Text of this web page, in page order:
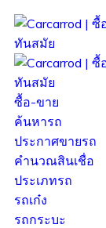
ซื้อ-ขาย
ค้นหารถ
ประกาศขายรถ
คำนวณสินเชื่อ
ประเภทรถ
รถเก๋ง
รถกระบะ